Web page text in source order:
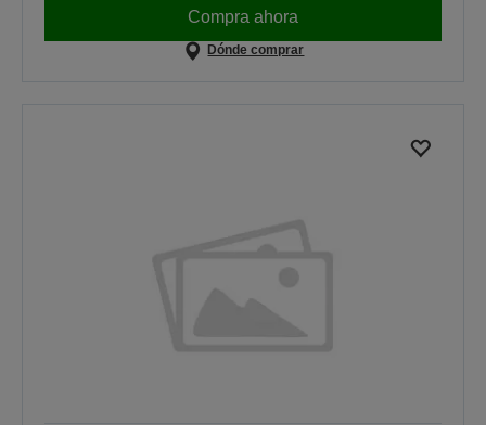
Compra ahora
Dónde comprar